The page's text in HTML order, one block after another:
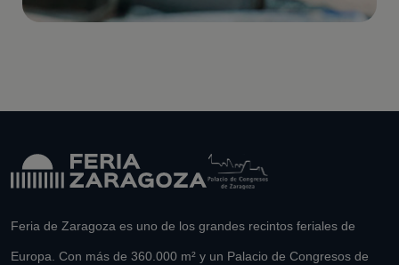
Feria de Zaragoza es uno de los grandes recintos feriales de
Europa. Con más de 360.000 m² y un Palacio de Congresos de